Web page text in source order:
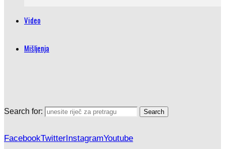
Video
Mišljenja
Search for: Search
FacebookTwitterInstagramYoutube